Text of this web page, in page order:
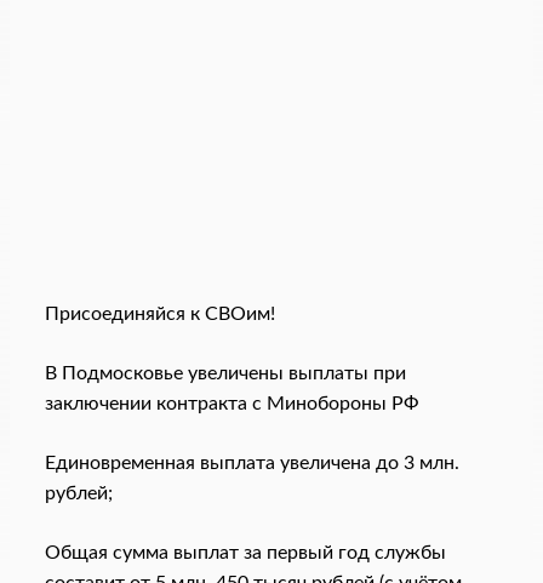
Присоединяйся к СВОим!
В Подмосковье увеличены выплаты при
заключении контракта с Минобороны РФ
Единовременная выплата увеличена до 3 млн.
рублей;
Общая сумма выплат за первый год службы